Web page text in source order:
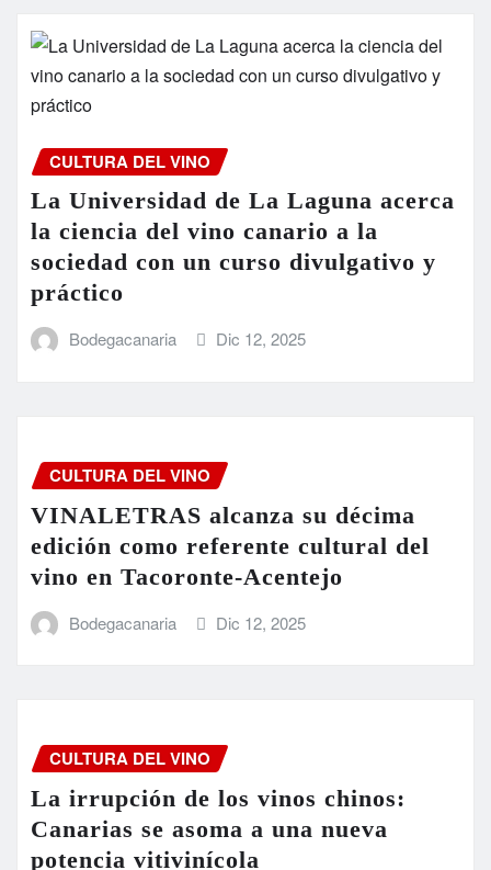
CULTURA DEL VINO
La Universidad de La Laguna acerca
la ciencia del vino canario a la
sociedad con un curso divulgativo y
práctico
Bodegacanaria Dic 12, 2025
CULTURA DEL VINO
VINALETRAS alcanza su décima
edición como referente cultural del
vino en Tacoronte-Acentejo
Bodegacanaria Dic 12, 2025
CULTURA DEL VINO
La irrupción de los vinos chinos:
Canarias se asoma a una nueva
potencia vitivinícola